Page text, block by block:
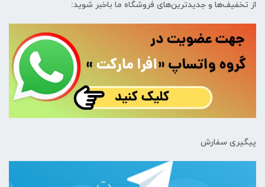
از تخفیف‌ها و جدیدترین‌های فروشگاه ما باخبر شوید:
پیگیری سفارش